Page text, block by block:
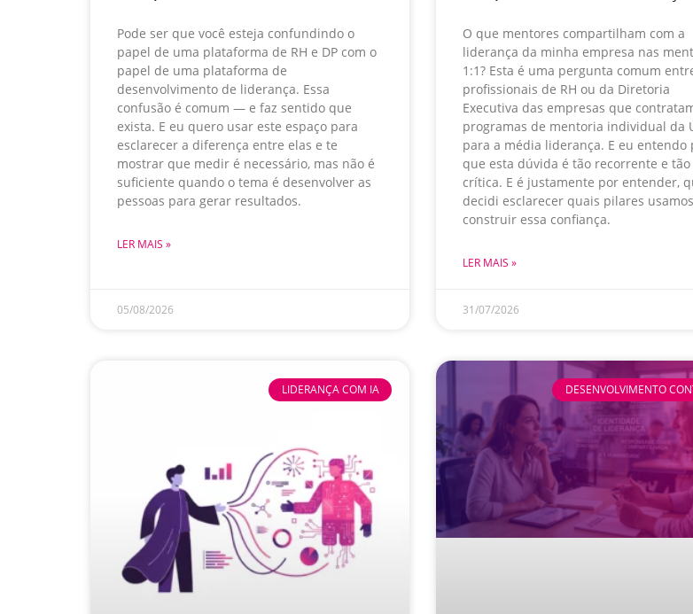
Pode ser que você esteja confundindo o
papel de uma plataforma de RH e DP com o
papel de uma plataforma de
desenvolvimento de liderança. Essa
confusão é comum — e faz sentido que
exista. E eu quero usar este espaço para
esclarecer a diferença entre elas e te
mostrar que medir é necessário, mas não é
suficiente quando o tema é desenvolver as
pessoas para gerar resultados.
LER MAIS »
05/08/2026
O que mentores compartilham com a
liderança da minha empresa nas
1:1? Esta é uma pergunta comum
profissionais de RH ou da Diretoria
Executiva das empresas que
programas de mentoria individual da
para a média liderança. E eu entendo
que esta dúvida é tão recorrente e tão
crítica. E é justamente por entender,
decidi esclarecer quais pilares
construir essa confiança.
LER MAIS »
31/07/2026
LIDERANÇA COM IA DESENVOLVIMENTO